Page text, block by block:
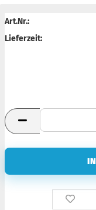
Art.Nr.:
Lieferzeit: